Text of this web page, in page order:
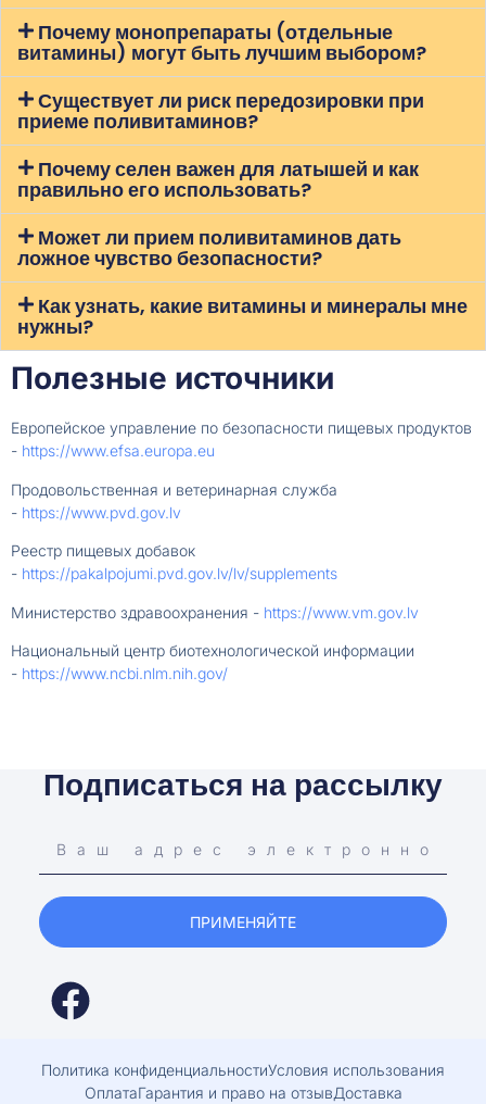
Почему монопрепараты (отдельные
витамины) могут быть лучшим выбором?
Существует ли риск передозировки при
приеме поливитаминов?
Почему селен важен для латышей и как
правильно его использовать?
Может ли прием поливитаминов дать
ложное чувство безопасности?
Как узнать, какие витамины и минералы мне
нужны?
Полезные источники
Европейское управление по безопасности пищевых продуктов
- https://www.efsa.europa.eu
Продовольственная и ветеринарная служба
- https://www.pvd.gov.lv
Реестр пищевых добавок
- https://pakalpojumi.pvd.gov.lv/lv/supplements
Министерство здравоохранения - https://www.vm.gov.lv
Национальный центр биотехнологической информации
- https://www.ncbi.nlm.nih.gov/
Подписаться на рассылку
ПРИМЕНЯЙТЕ
Политика конфиденциальностиУсловия использования
ОплатаГарантия и право на отзывДоставка